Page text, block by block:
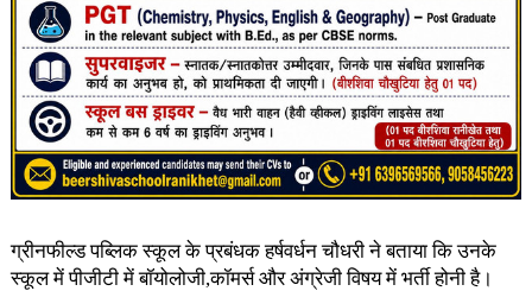
ग्रीनफील्ड पब्लिक स्कूल के प्रबंधक हर्षवर्धन चौधरी ने बताया कि उनके
स्कूल में पीजीटी में बॉयोलोजी,कॉमर्स और अंग्रेजी विषय में भर्ती होनी है।